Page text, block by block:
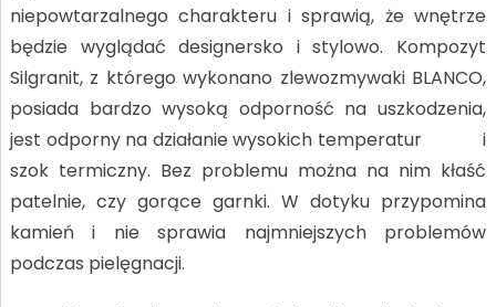
niepowtarzalnego charakteru i sprawią, że wnętrze
będzie wyglądać designersko i stylowo. Kompozyt
Silgranit, z którego wykonano zlewozmywaki BLANCO,
posiada bardzo wysoką odporność na uszkodzenia,
jest odporny na działanie wysokich temperatur i
szok termiczny. Bez problemu można na nim kłaść
patelnie, czy gorące garnki. W dotyku przypomina
kamień i nie sprawia najmniejszych problemów
podczas pielęgnacji.